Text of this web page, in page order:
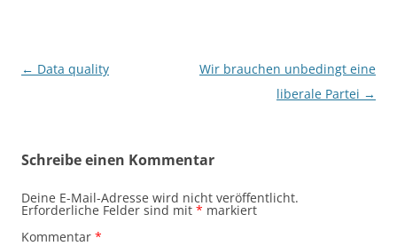
Beitragsnavigation
← Data quality
Wir brauchen unbedingt eine
liberale Partei →
Schreibe einen Kommentar
Deine E-Mail-Adresse wird nicht veröffentlicht.
Erforderliche Felder sind mit * markiert
Kommentar *